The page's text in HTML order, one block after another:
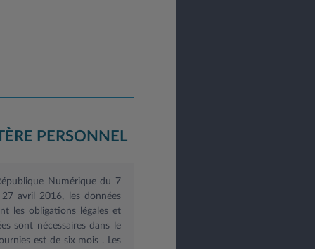
PERSONNEL
Numérique du 7
avril 2016, les données
les obligations légales et
sont nécessaires dans le
est de six mois . Les